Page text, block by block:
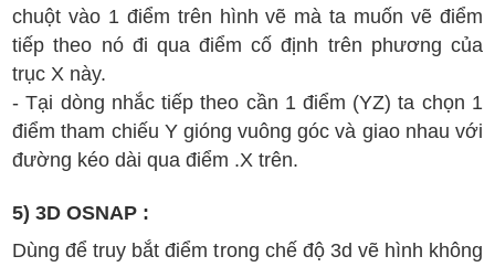
chuộtvào 1điểm trên hình vẽ mà ta muốn vẽ điểm
tiếp theo nó đi quađiểm cốđịnh trên phương của
trục X này.
- Tại dòng nhắc tiếp theo cần 1 điểm (YZ) ta chọn 1
điểm tham chiếu Y gióng vuông góc và giao nhau với
đường kéo dàiquađiểm .X trên.
5) 3D OSNAP :
Dùngđể truy bắtđiểm trong chế độ 3d vẽ hình không